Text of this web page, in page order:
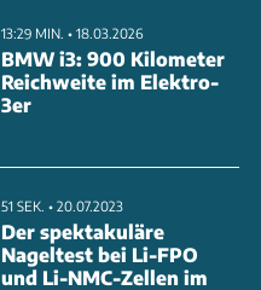
13:29 MIN. • 18.03.2026
BMW i3: 900 Kilometer
Reichweite im Elektro-
3er
51 SEK. • 20.07.2023
Der spektakuläre
Nageltest bei Li-FPO
und Li-NMC-Zellen im